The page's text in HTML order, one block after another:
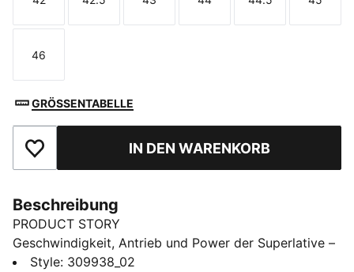
Größe Größe Größe Größe Größe Größe
Größe
46
GRÖSSENTABELLE
Zu Favoriten hinzufügenIN DEN WARENKORB
Beschreibung
PRODUCT STORY
Geschwindigkeit, Antrieb und Power der Superlative –
dafür steht der evoSPEED Elite 2.0 Javelin Schuh. Der
Style: 309938_02